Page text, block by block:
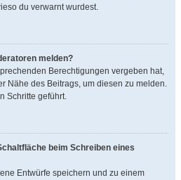
du verwarnt wurdest.
melden?
Berechtigungen vergeben hat,
Nähe des Beitrags, um diesen zu melden.
Schritte geführt.
beim Schreiben eines
Entwürfe speichern und zu einem